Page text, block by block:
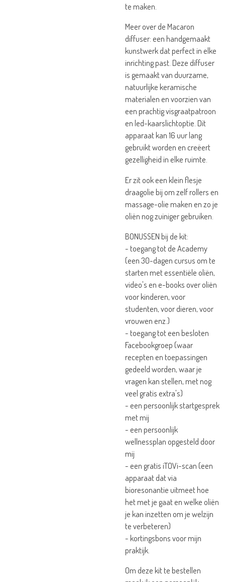
te maken.
Meer over de Macaron
diffuser: een handgemaakt
kunstwerk dat perfect in elke
inrichting past. Deze diffuser
is gemaakt van duurzame,
natuurlijke keramische
materialen en voorzien van
een prachtig visgraatpatroon
en led-kaarslichtoptie. Dit
apparaat kan 16 uur lang
gebruikt worden en creëert
gezelligheid in elke ruimte.
Er zit ook een klein flesje
draagolie bij om zelf rollers en
massage-olie maken en zo je
oliën nog zuiniger gebruiken.
BONUSSEN bij de kit:
- toegang tot de Academy
(een 30-dagen cursus om te
starten met essentiële oliën,
video's en e-books over oliën
voor kinderen, voor
studenten, voor dieren, voor
vrouwen enz.)
- toegang tot een besloten
Facebookgroep (waar
recepten en toepassingen
gedeeld worden, waar je
vragen kan stellen, met nog
veel gratis extra's)
- een persoonlijk startgesprek
met mij
- een persoonlijk
wellnessplan opgesteld door
mij
- een gratis iTOVi-scan (een
apparaat dat via
bioresonantie uitmeet hoe
het met je gaat en welke oliën
je kan inzetten om je welzijn
te verbeteren)
- kortingsbons voor mijn
praktijk.
Om deze kit te bestellen